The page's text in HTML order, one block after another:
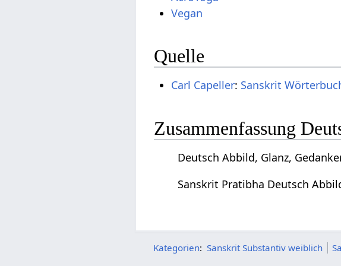
Vegan
Quelle
Carl Capeller: Sanskrit
Zusammenfassung
Deutsch Abbild, Glanz,
Sanskrit Pratibha Deutsch
Kategorien: Sanskrit Substantiv weiblich